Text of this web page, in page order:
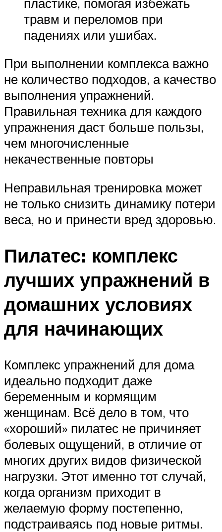
травм и переломов при
падениях или ушибах.
При выполнении комплекса важно
не количество подходов, а качество
выполнения упражнений.
Правильная техника для каждого
упражнения даст больше пользы,
чем многочисленные
некачественные повторы
Неправильная тренировка может
не только снизить динамику потери
веса, но и принести вред здоровью.
Пилатес: комплекс
лучших упражнений в
домашних условиях
для начинающих
Комплекс упражнений для дома
идеально подходит даже
беременным и кормящим
женщинам. Всё дело в том, что
«хороший» пилатес не причиняет
болевых ощущений, в отличие от
многих других видов физической
нагрузки. Этот именно тот случай,
когда организм приходит в
желаемую форму постепенно,
подстраиваясь под новые ритмы.